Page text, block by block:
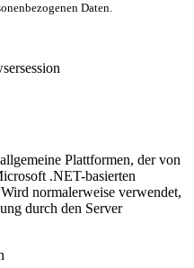
Daten.
Plattformen, der von
.NET-basierten
normalerweise verwendet,
durch den Server